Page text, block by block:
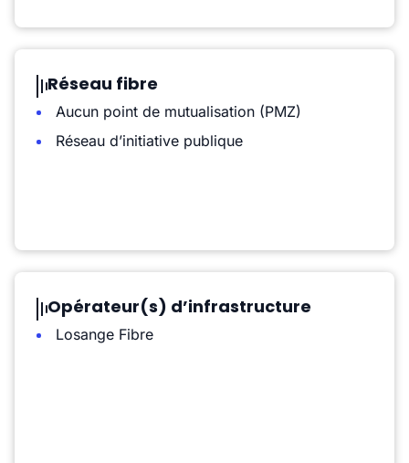
Réseau fibre
Aucun point de mutualisation (PMZ)
Réseau d’initiative publique
Opérateur(s) d’infrastructure
Losange Fibre